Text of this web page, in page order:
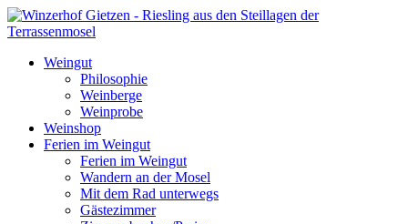
Weingut
Philosophie
Weinberge
Weinprobe
Weinshop
Ferien im Weingut
Ferien im Weingut
Wandern an der Mosel
Mit dem Rad unterwegs
Gästezimmer